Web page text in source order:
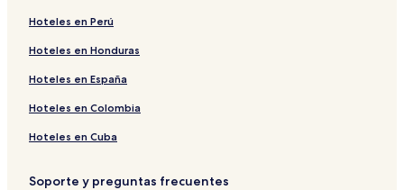
están
cambios.
términos
Hoteles en Perú
Hoteles en Honduras
Hoteles en España
Hoteles en Colombia
Hoteles en Cuba
Soporte y preguntas frecuentes